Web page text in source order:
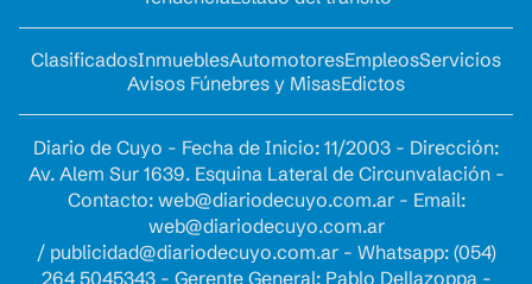
ClasificadosInmueblesAutomotoresEmpleosServicios
Avisos Fúnebres y MisasEdictos
Diario de Cuyo - Fecha de Inicio: 11/2003 - Dirección:
Av. Alem Sur 1639. Esquina Lateral de Circunvalación -
Contacto: web@diariodecuyo.com.ar- Email:
web@diariodecuyo.com.ar
/ publicidad@diariodecuyo.com.ar- Whatsapp: (054)
264 5045343 - Gerente General: Pablo Dellazoppa -